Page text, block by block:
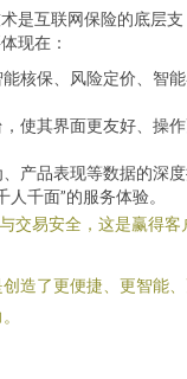
术是互联网保险的底层支
现在：
核保、风险定价、智
使其界面更友好、操
产品表现等数据的深
千面”的服务体验。
交易安全，这是赢得客
造了更便捷、更智能